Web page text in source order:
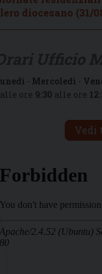
diocesano (31/
- Mercoledì -
ore 9:30 alle ore
Vedi